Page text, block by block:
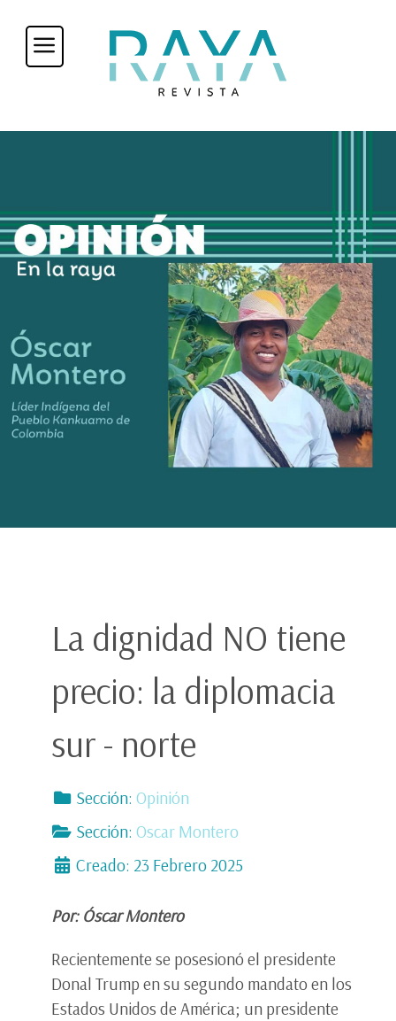
La dignidad NO tiene
precio: la diplomacia
sur - norte
Sección: Opinión
Sección: Oscar Montero
Creado: 23 Febrero 2025
Por: Óscar Montero
Recientemente se posesionó el presidente
Donal Trump en su segundo mandato en los
Estados Unidos de América; un presidente